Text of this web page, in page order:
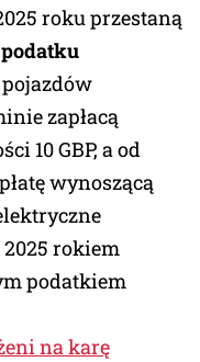
roku przestaną
zapłacą
10 GBP, a od
wynoszącą
2025 rokiem
podatkiem
na karę